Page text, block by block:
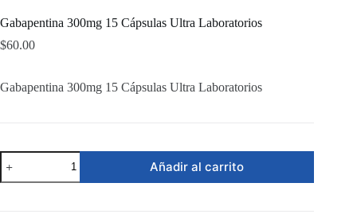
Gabapentina 300mg 15 Cápsulas Ultra Laboratorios
$60.00
Gabapentina 300mg 15 Cápsulas Ultra Laboratorios
Gabapentina
300mg
15
Añadir al carrito